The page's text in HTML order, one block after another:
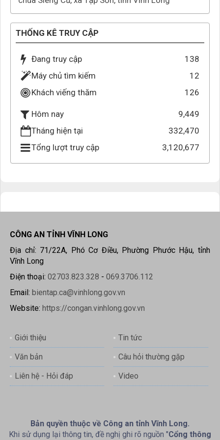
THỐNG KÊ TRUY CẬP
Đang truy cập
138
Máy chủ tìm kiếm
12
Khách viếng thăm
126
Hôm nay
9,449
Tháng hiện tại
332,470
Tổng lượt truy cập
3,120,677
CÔNG AN TỈNH VĨNH LONG
Địa chỉ: 71/22A, Phó Cơ Điều, Phường Phước Hậu, tỉnh
Vĩnh Long
Điện thoại: 02703.823.328 - 069.3706.112
Email: bientap.ca@vinhlong.gov.vn
Website: https://congan.vinhlong.gov.vn
Giới thiệu Tin tức
Văn bản Câu hỏi thường gặp
Liên hệ - Hỏi đáp Video
Bản quyền thuộc về Công an tỉnh Vĩnh Long.
Khi sử dụng lại thông tin, đề nghị ghi rõ nguồn "Cổng thông